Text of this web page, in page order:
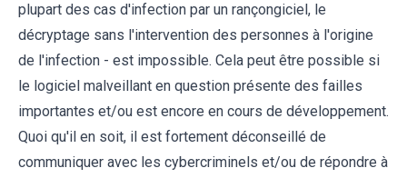
plupart des cas d'infection par un rançongiciel, le
décryptage sans l'intervention des personnes à l'origine
de l'infection - est impossible. Cela peut être possible si
le logiciel malveillant en question présente des failles
importantes et/ou est encore en cours de développement.
Quoi qu'il en soit, il est fortement déconseillé de
communiquer avec les cybercriminels et/ou de répondre à